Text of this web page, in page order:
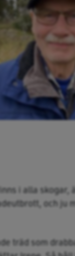
i alla skogar,
och ju
träd som